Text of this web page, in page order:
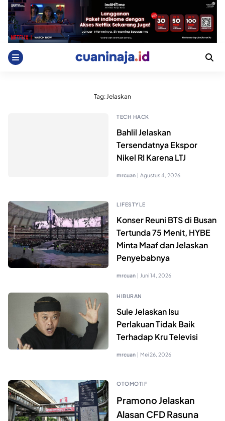
Skip
content
Tag:Jelaskan
TECH HACK
Bahlil Jelaskan
Tersendatnya Ekspor
Nikel RI Karena LTJ
mrcuan | Agustus 4, 2026
LIFESTYLE
Konser Reuni BTS di Busan
Tertunda 75 Menit, HYBE
Minta Maaf dan Jelaskan
Penyebabnya
mrcuan | Juni 14, 2026
HIBURAN
Sule Jelaskan Isu
Perlakuan Tidak Baik
Terhadap Kru Televisi
mrcuan | Mei 26, 2026
OTOMOTIF
Pramono Jelaskan
Alasan CFD Rasuna